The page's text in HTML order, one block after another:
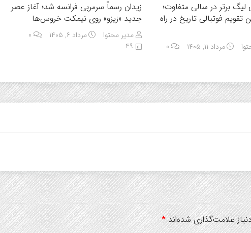
برتر در سالی متفاوت؛
تقویم فوتبالی تاریخ در راه
مرداد ۱۱, ۱۴۰۵
0
زیدان رسماً سرمربی فرانسه شد؛ آغاز عصر
جدید «زیزو» روی نیمکت خروس‌ها
مدیر محتوا مرداد ۶, ۱۴۰۵
49
علامت‌گذاری شده‌اند*